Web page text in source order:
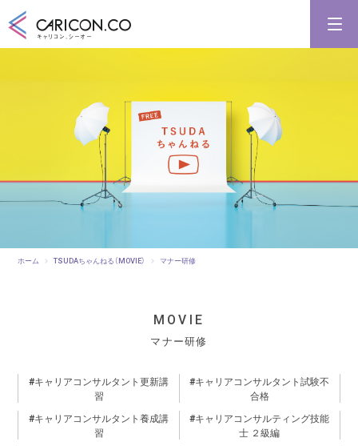
キャリコンシーオーとは
キャリアコンサルタントとは
ホーム TSUDAちゃんねる（MOVIE） マナー研修
MOVIE
マナー研修
キャリアコンサルタント更新講
習
キャリアコンサルタント試験不
合格
キャリアコンサルタント養成講
習
キャリアコンサルティング技能
士 ２級編